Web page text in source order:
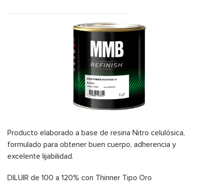
Producto elaborado a base de resina Nitro celulósica,
formulado para obtener buen cuerpo, adherencia y
excelente lijabilidad.
DILUIR de 100 a 120% con Thinner Tipo Oro